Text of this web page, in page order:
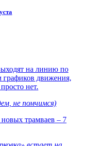
на линию по
движения,
нет.
не помчимся)
трамваев – 7